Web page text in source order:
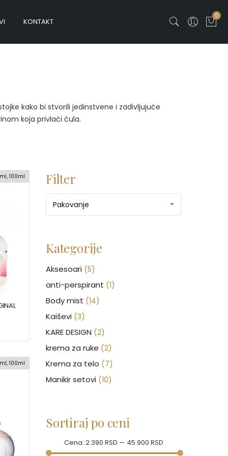
KONTAKT
0
kako bi stvorili jedinstvene i zadivljujuće
koja privlači čula.
100ml
100ml
Filter
Pakovanje
Kategorije
Aksesoari (5)
anti-perspirant (1)
Body mist (14)
Kaiševi (3)
KARE DESIGN (2)
krema za ruke (2)
Krema za telo (7)
Manikir setovi (10)
Nega lica (88)
Nega tela (93)
Sortiraj po ceni
Cena: 2.390 RSD — 45.900 RSD